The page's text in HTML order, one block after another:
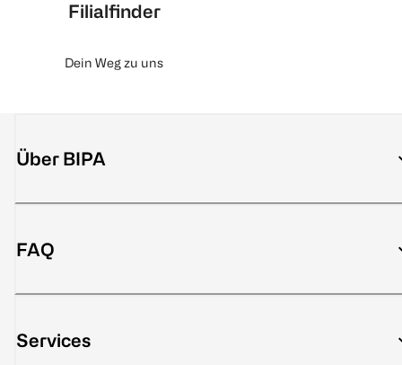
Filialfinder
Dein Weg zu uns
Über BIPA
FAQ
Services